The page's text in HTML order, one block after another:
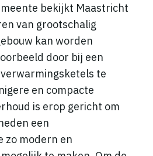
bekijkt Maastricht
van grootschalig
kan worden
door bij een
te
en compacte
is erop gericht om
een
zo modern en